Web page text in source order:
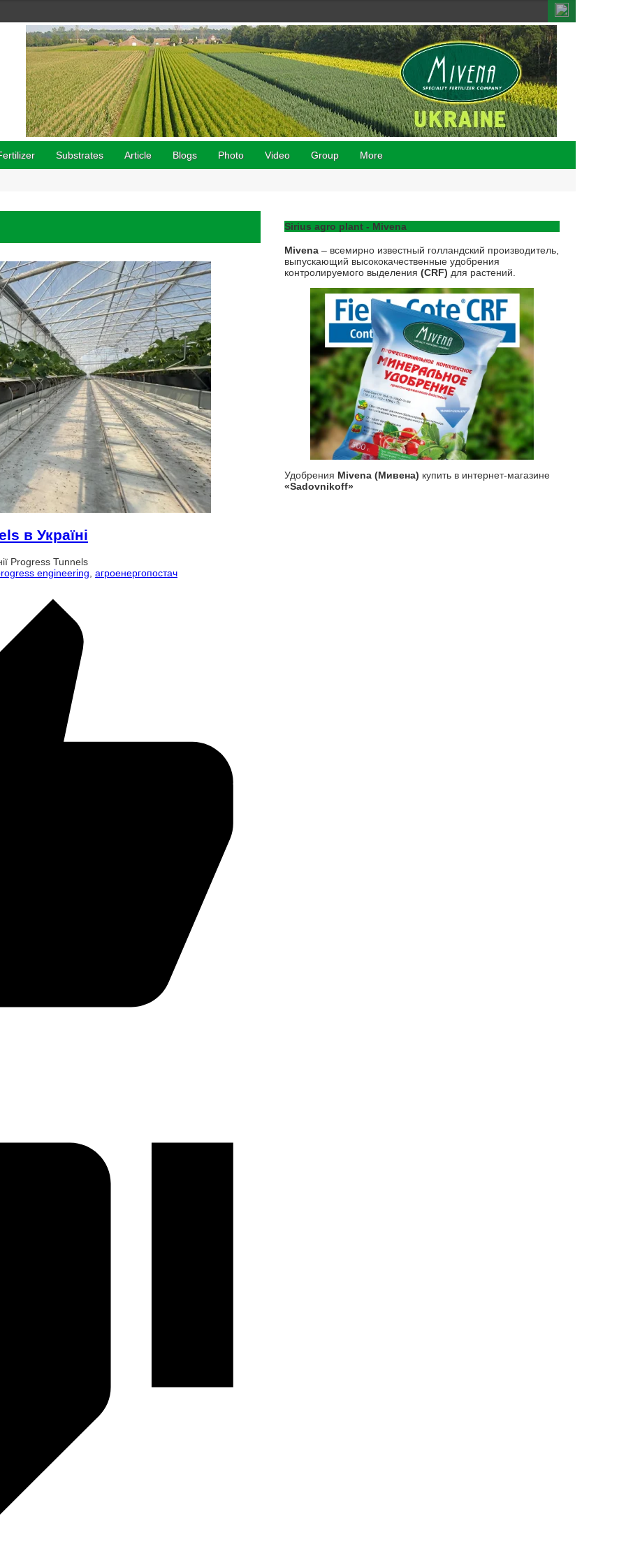
Substrates Article Blogs Photo Video Group More
в Україні
Progress Tunnels
engineering агроенергопостач
Sirius agro plant - Mivena
Mivena – всемирно известный голландский производитель,
выпускающий высококачественные удобрения
контролируемого выделения (CRF) для растений.
Удобрения Mivena (Мивена) купить в интернет-магазине
«Sadovnikoff»